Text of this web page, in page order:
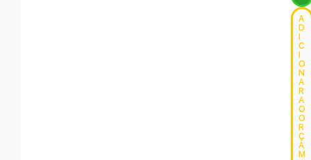
A
D
C
O
N
A
R
A
O
O
R
Ç
A
M